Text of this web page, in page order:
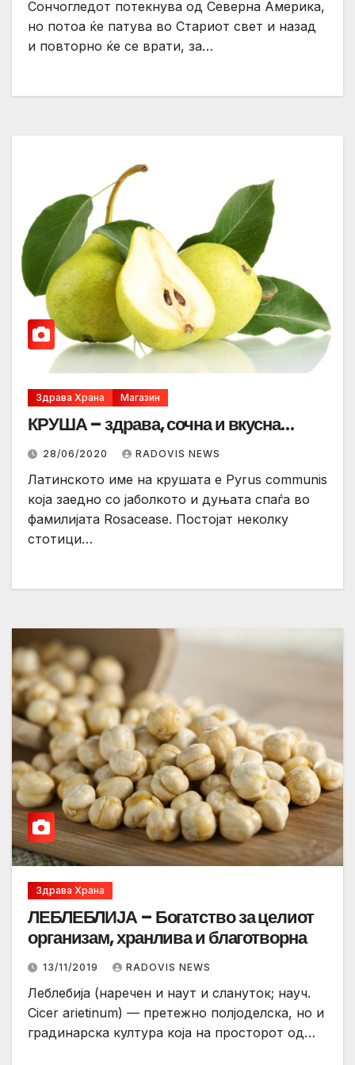
Сончогледот потекнува од Северна Америка,
но потоа ќе патува во Стариот свет и назад
и повторно ќе се врати, за…
Здрава Храна Магазин
КРУША – здрава, сочна и вкусна…
28/06/2020 RADOVIS NEWS
Латинското име на крушата е Pyrus communis
која заедно со јаболкото и дуњата спаѓа во
фамилијата Rosacease. Постојат неколку
стотици…
Здрава Храна
ЛЕБЛЕБЛИЈА – Богатство за целиот
организам, хранлива и благотворна
13/11/2019 RADOVIS NEWS
Леблебија (наречен и наут и слануток; науч.
Cicer arietinum) — претежно полјоделска, но и
градинарска култура која на просторот од…